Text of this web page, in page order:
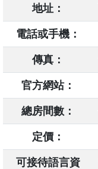
地址：
電話或手機：
傳真：
官方網站：
總房間數：
定價：
可接待語言資